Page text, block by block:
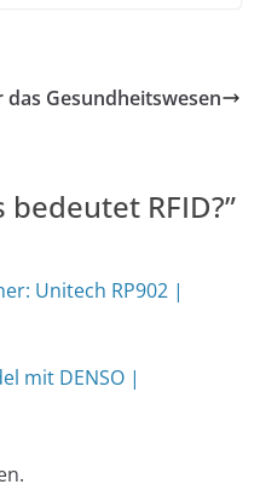
das Gesundheitswesen
bedeutet RFID?”
Unitech RP902 |
mit DENSO |